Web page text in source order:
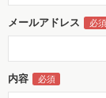
メールアドレス
内容